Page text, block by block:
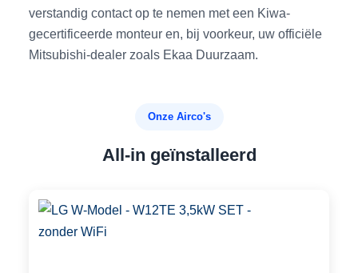
verstandig contact op te nemen met een Kiwa-
gecertificeerde monteur en, bij voorkeur, uw officiële
Mitsubishi-dealer zoals Ekaa Duurzaam.
Onze Airco's
All-in geïnstalleerd